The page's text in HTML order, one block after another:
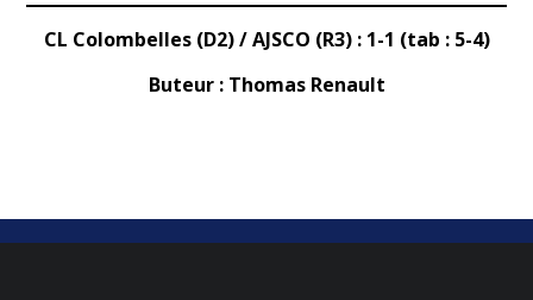
CL Colombelles (D2) / AJSCO (R3) : 1-1 (tab : 5-4)
Buteur : Thomas Renault